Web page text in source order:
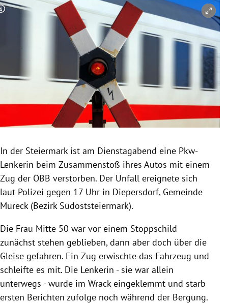
Untermenü
Untermenü
Copyright-Hinweis öffnen/schließen
In der Steiermark ist am Dienstagabend eine Pkw-
Lenkerin beim Zusammenstoß ihres Autos mit einem
Zug der ÖBB verstorben. Der Unfall ereignete sich
laut Polizei gegen 17 Uhr in Diepersdorf, Gemeinde
Mureck (Bezirk Südoststeiermark).
Die Frau Mitte 50 war vor einem Stoppschild
zunächst stehen geblieben, dann aber doch über die
Gleise gefahren. Ein Zug erwischte das Fahrzeug und
schleifte es mit. Die Lenkerin - sie war allein
unterwegs - wurde im Wrack eingeklemmt und starb
ersten Berichten zufolge noch während der Bergung.